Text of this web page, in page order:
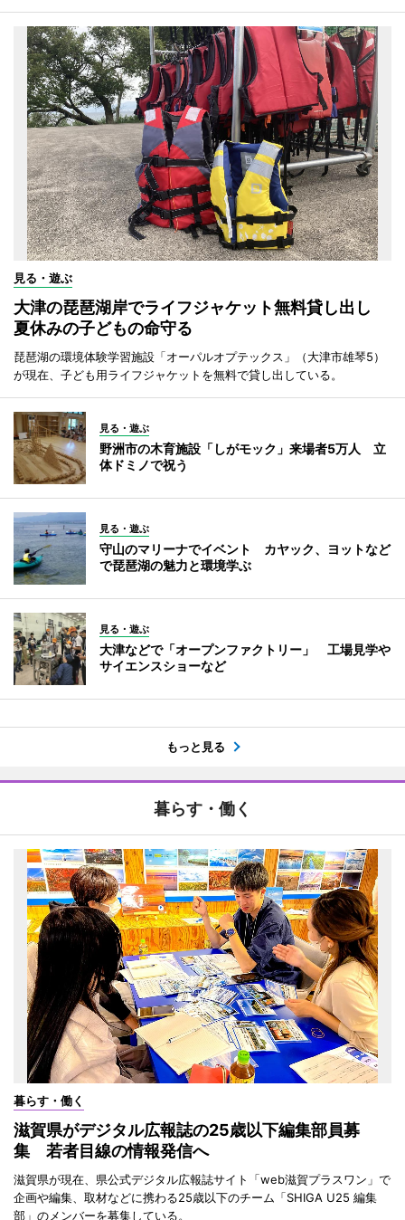
見る・遊ぶ
大津の琵琶湖岸でライフジャケット無料貸し出し
夏休みの子どもの命守る
琵琶湖の環境体験学習施設「オーパルオプテックス」（大津市雄琴5）
が現在、子ども用ライフジャケットを無料で貸し出している。
見る・遊ぶ
野洲市の木育施設「しがモック」来場者5万人 立
体ドミノで祝う
見る・遊ぶ
守山のマリーナでイベント カヤック、ヨットなど
で琵琶湖の魅力と環境学ぶ
見る・遊ぶ
大津などで「オープンファクトリー」 工場見学や
サイエンスショーなど
もっと見る
暮らす・働く
暮らす・働く
滋賀県がデジタル広報誌の25歳以下編集部員募
集 若者目線の情報発信へ
滋賀県が現在、県公式デジタル広報誌サイト「web滋賀プラスワン」で
企画や編集、取材などに携わる25歳以下のチーム「SHIGA U25 編集
部」のメンバーを募集している。